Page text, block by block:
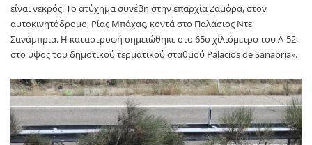
είναι νεκρός. Το ατύχημα συνέβη στην επαρχία Ζαμόρα, στον
αυτοκινητόδρομο, Ρίας Μπάχας, κοντά στο Παλάσιος Ντε
Σανάμπρια. Η καταστροφή σημειώθηκε στο 65ο χιλιόμετρο του Α-52,
στο ύψος του δημοτικού τερματικού σταθμού Palacios de Sanabria».